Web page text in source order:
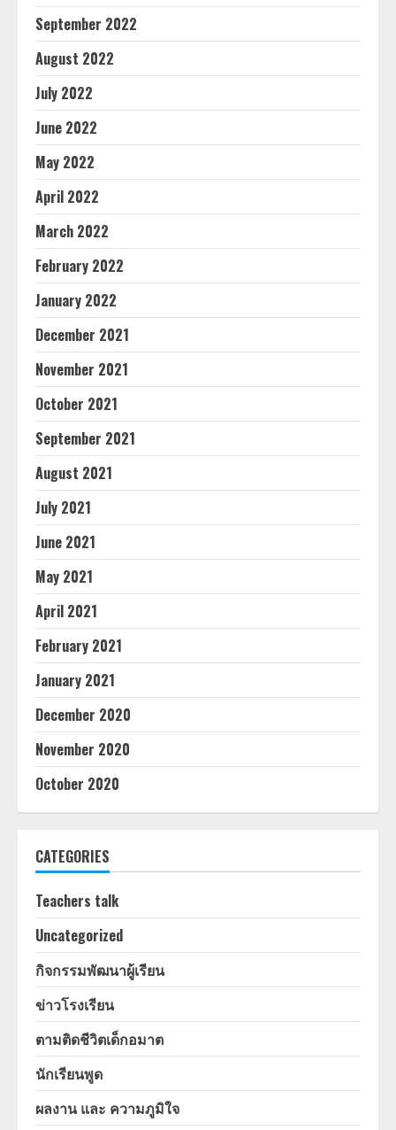
September 2022
August 2022
July 2022
June 2022
May 2022
April 2022
March 2022
February 2022
January 2022
December 2021
November 2021
October 2021
September 2021
August 2021
July 2021
June 2021
May 2021
April 2021
February 2021
January 2021
December 2020
November 2020
October 2020
CATEGORIES
Teachers talk
Uncategorized
กิจกรรมพัฒนาผู้เรียน
ข่าวโรงเรียน
ตามติดชีวิตเด็กอมาต
นักเรียนพูด
ผลงาน และ ความภูมิใจ